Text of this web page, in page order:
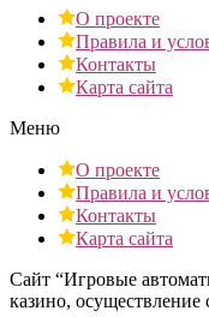
О проекте
Правила и
Контакты
Карта сайта
Меню
О проекте
Правила и
Контакты
Карта сайта
Сайт “Игровые
казино,